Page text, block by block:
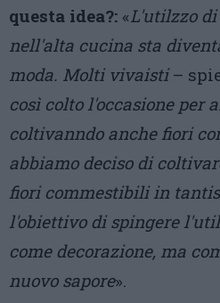
questa idea?: «L'utilzzo
nell'alta cucina sta
moda. Molti vivaisti–
così colto l'occasione per
coltivanndo anche fiori
abbiamo deciso di
fiori commestibili in
l'obiettivo di spingere
come decorazione, ma
nuovo sapore».